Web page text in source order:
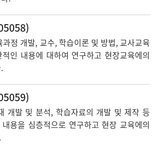
정 개발, 교수, 학습이론 및 방법, 교사교육
인 내용에 대하여 연구하고 현장교육에의
개발 및 분석, 학습자료의 개발 및 제작 등
용을 심층적으로 연구하고 현장 교육에의